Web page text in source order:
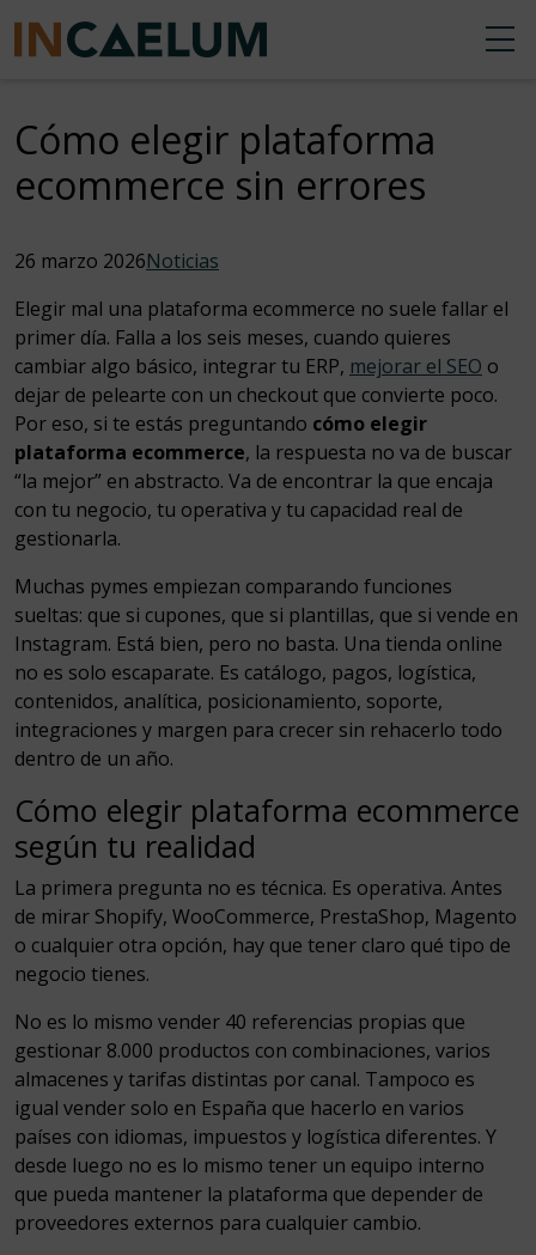
Cómo elegir plataforma
ecommerce sin errores
26 marzo 2026Noticias
Elegir mal una plataforma ecommerce no suele fallar el
primer día. Falla a los seis meses, cuando quieres
cambiar algo básico, integrar tu ERP, mejorar el SEO o
dejar de pelearte con un checkout que convierte poco.
Por eso, si te estás preguntando cómo elegir
plataforma ecommerce, la respuesta no va de buscar
“la mejor” en abstracto. Va de encontrar la que encaja
con tu negocio, tu operativa y tu capacidad real de
gestionarla.
Muchas pymes empiezan comparando funciones
sueltas: que si cupones, que si plantillas, que si vende en
Instagram. Está bien, pero no basta. Una tienda online
no es solo escaparate. Es catálogo, pagos, logística,
contenidos, analítica, posicionamiento, soporte,
integraciones y margen para crecer sin rehacerlo todo
dentro de un año.
Cómo elegir plataforma ecommerce
según tu realidad
La primera pregunta no es técnica. Es operativa. Antes
de mirar Shopify, WooCommerce, PrestaShop, Magento
o cualquier otra opción, hay que tener claro qué tipo de
negocio tienes.
No es lo mismo vender 40 referencias propias que
gestionar 8.000 productos con combinaciones, varios
almacenes y tarifas distintas por canal. Tampoco es
igual vender solo en España que hacerlo en varios
países con idiomas, impuestos y logística diferentes. Y
desde luego no es lo mismo tener un equipo interno
que pueda mantener la plataforma que depender de
proveedores externos para cualquier cambio.